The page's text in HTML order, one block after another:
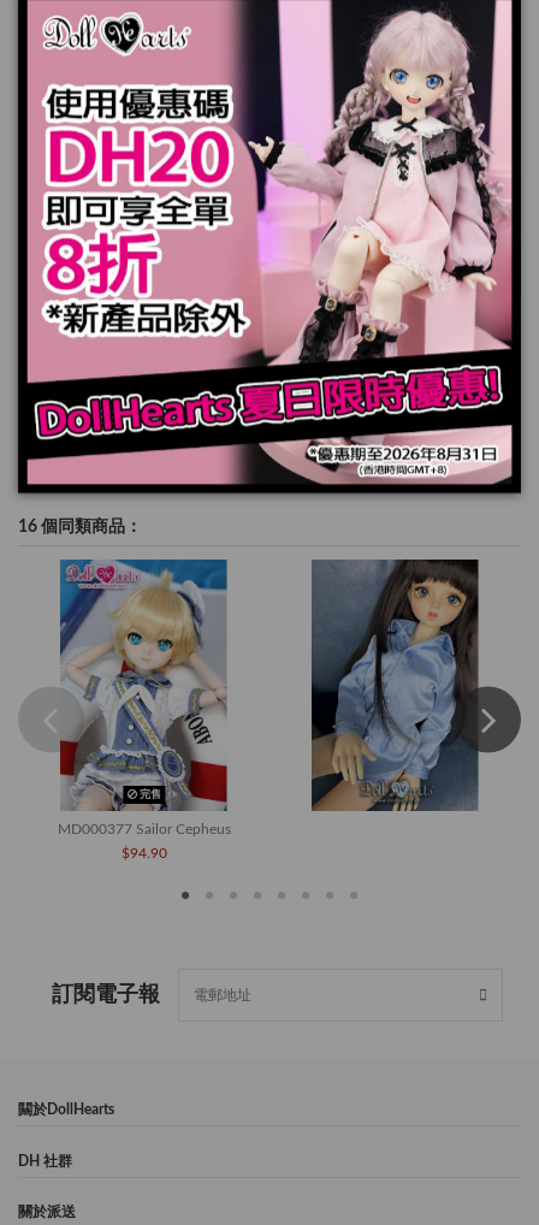
Blue Lace Stocking [MSD]
顏色/圖案: 黑色蕾絲
加入購物車
規格
16 個同類商品：
完售
MD000377 Sailor Cepheus
$94.90
訂閱電子報
闗於DollHearts
DH 社群
關於派送